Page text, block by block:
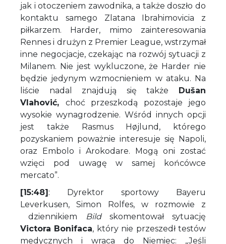
jak i otoczeniem zawodnika, a także doszło do
kontaktu samego Zlatana Ibrahimovicia z
piłkarzem. Harder, mimo zainteresowania
Rennes i drużyn z Premier League, wstrzymał
inne negocjacje, czekając na rozwój sytuacji z
Milanem. Nie jest wykluczone, że Harder nie
będzie jedynym wzmocnieniem w ataku. Na
liście nadal znajdują się także Dušan
Vlahović, choć przeszkodą pozostaje jego
wysokie wynagrodzenie. Wśród innych opcji
jest także Rasmus Højlund, którego
pozyskaniem poważnie interesuje się Napoli,
oraz Embolo i Arokodare. Mogą oni zostać
wzięci pod uwagę w samej końcówce
mercato”.
[15:48]: Dyrektor sportowy Bayeru
Leverkusen, Simon Rolfes, w rozmowie z
dziennikiem
Bildskomentował sytuację
Victora Bonifaca, który nie przeszedł testów
medycznych i wraca do Niemiec: „Jeśli